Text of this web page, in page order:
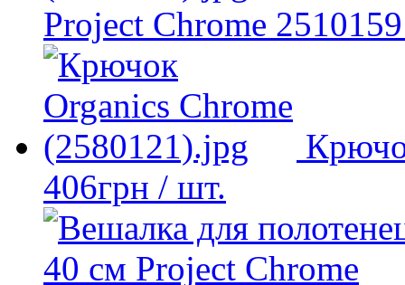
Project Chrome 2510159
406грн / шт.